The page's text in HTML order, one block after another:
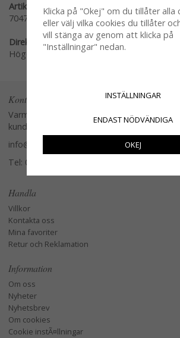
Artikelnummer:
70475-18
Direktlänk:
Högerklicka och kopiera adressen
Kontakta oss
Varmt välkommen att kontakta vår
kundtjänst.
info@glasverandan.se
Tel: 079-3495968
Handla
Villkor
Kontakta oss
Mina favoriter
Retur och Reklamation
Information
Om oss
Nyheter
Nyhetsbrev
Om cookies
Cookie instÃ¤llningar
Klicka på "Okej" om du tillåter alla
eller välj vilka cookies du tillåter
vill stänga av genom att klicka på
"Inställningar" nedan.
INSTÄLLNINGAR
ENDAST NÖDVÄNDIGA
OKEJ